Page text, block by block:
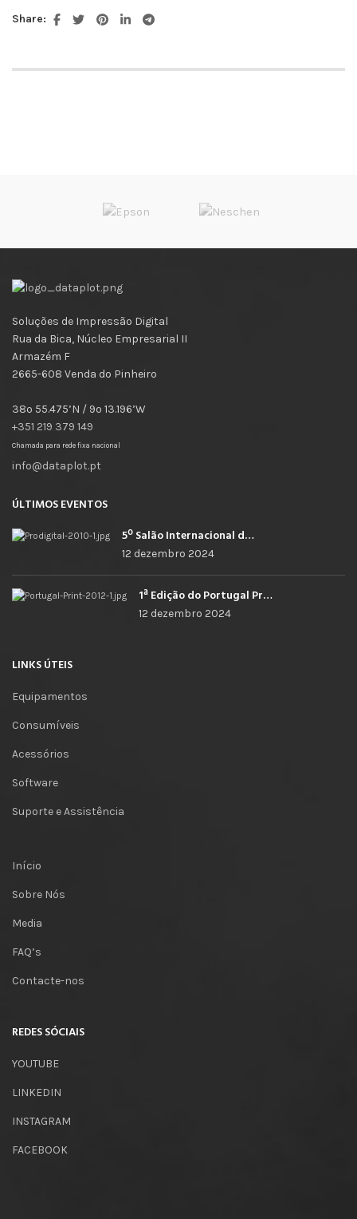
Share:
Soluções de Impressão Digital
Rua da Bica, Núcleo Empresarial II
Armazém F
2665-608 Venda do Pinheiro
38º 55.475’N / 9º 13.196’W
+351 219 379 149
Chamada para rede fixa nacional
info@dataplot.pt
ÚLTIMOS EVENTOS
5º Salão Internacional de Impressão, Imagem, Comunicação Digital e Têxtil Promocional
12 dezembro 2024
1ª Edição do Portugal Print
12 dezembro 2024
LINKS ÚTEIS
Equipamentos
Consumíveis
Acessórios
Software
Suporte e Assistência
Início
Sobre Nós
Media
FAQ’s
Contacte-nos
REDES SÓCIAIS
YOUTUBE
LINKEDIN
INSTAGRAM
FACEBOOK